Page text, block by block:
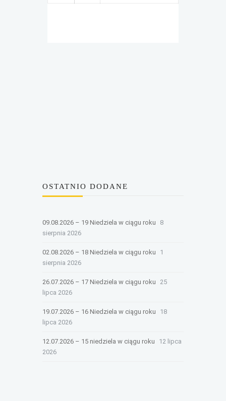
OSTATNIO DODANE
09.08.2026 – 19 Niedziela w ciągu roku
8
sierpnia 2026
02.08.2026 – 18 Niedziela w ciągu roku
1
sierpnia 2026
26.07.2026 – 17 Niedziela w ciągu roku
25
lipca 2026
19.07.2026 – 16 Niedziela w ciągu roku
18
lipca 2026
12.07.2026 – 15 niedziela w ciągu roku
12 lipca
2026